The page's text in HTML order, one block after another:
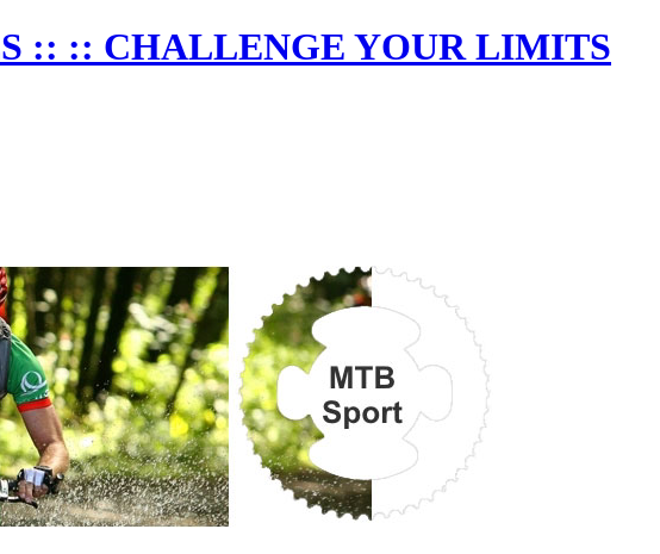
:: :: CHALLENGE YOUR LIMITS